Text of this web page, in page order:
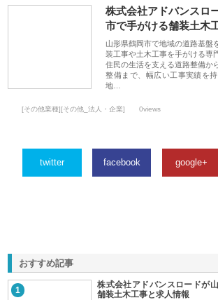
株式会社アドバンスロ
市で手がける舗装土木
山形県鶴岡市で地域の道路基盤
装工事や土木工事を手がける専
住民の生活を支える道路整備か
整備まで、幅広い工事実績を
地…
[その他業種][その他_法人・企業] 0views
twitter facebook google+
おすすめ記事
1
株式会社アドバンスロードが
舗装土木工事と求人情報